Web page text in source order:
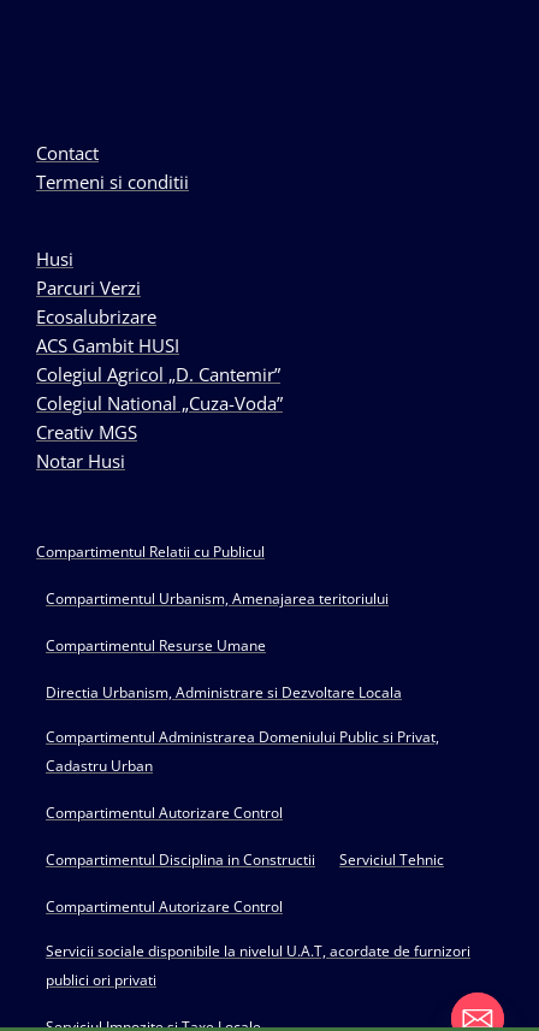
Contact
Termeni si conditii
Husi
Parcuri Verzi
Ecosalubrizare
ACS Gambit HUSI
Colegiul Agricol „D. Cantemir”
Colegiul National „Cuza-Voda”
Creativ MGS
Notar Husi
Compartimentul Relatii cu Publicul
Compartimentul Urbanism, Amenajarea teritoriului
Compartimentul Resurse Umane
Directia Urbanism, Administrare si Dezvoltare Locala
Compartimentul Administrarea Domeniului Public si Privat,
Cadastru Urban
Compartimentul Autorizare Control
Compartimentul Disciplina in Constructii Serviciul Tehnic
Compartimentul Autorizare Control
Servicii sociale disponibile la nivelul U.A.T, acordate de furnizori
publici ori privati